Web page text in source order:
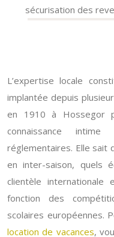
sécurisation des
L’expertise locale
implantée depuis
en 1910 à Hossegor
connaissance
réglementaires. Elle sait
en inter-saison, quels
clientèle
fonction des
scolaires européennes.
location de vacances,